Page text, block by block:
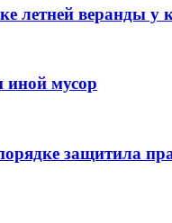
летней веранды у
мусор
защитила